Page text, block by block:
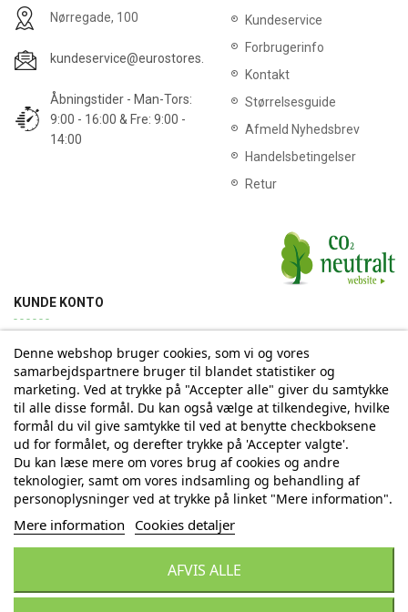
Nørregade, 100
kundeservice@eurostores.dk
Åbningstider - Man-Tors:
9:00 - 16:00 & Fre: 9:00 -
14:00
Kundeservice
Forbrugerinfo
Kontakt
Størrelsesguide
Afmeld Nyhedsbrev
Handelsbetingelser
Retur
KUNDE KONTO
Min konto Ordrehistorik Returnering Adresse
Tilmelding til Nyhedsbrev
Vi deler aldrig din email-adresse med tredjepart
Tilmeld
Denne webshop bruger cookies, som vi og vores
samarbejdspartnere bruger til blandet statistiker og
marketing. Ved at trykke på "Accepter alle" giver du samtykke
til alle disse formål. Du kan også vælge at tilkendegive, hvilke
formål du vil give samtykke til ved at benytte checkboksene
ud for formålet, og derefter trykke på 'Accepter valgte'.
Du kan læse mere om vores brug af cookies og andre
teknologier, samt om vores indsamling og behandling af
personoplysninger ved at trykke på linket "Mere information".
Mere information Cookies detaljer
AFVIS ALLE